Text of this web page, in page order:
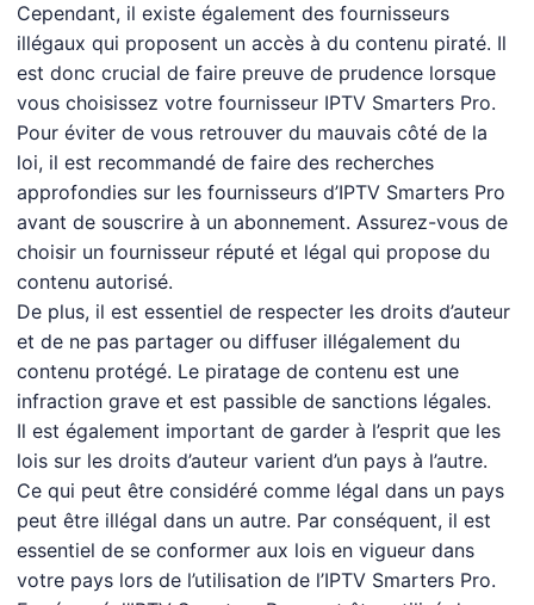
Cependant, il existe également des fournisseurs
illégaux qui proposent un accès à du contenu piraté. Il
est donc crucial de faire preuve de prudence lorsque
vous choisissez votre fournisseur IPTV Smarters Pro.
Pour éviter de vous retrouver du mauvais côté de la
loi, il est recommandé de faire des recherches
approfondies sur les fournisseurs d’IPTV Smarters Pro
avant de souscrire à un abonnement. Assurez-vous de
choisir un fournisseur réputé et légal qui propose du
contenu autorisé.
De plus, il est essentiel de respecter les droits d’auteur
et de ne pas partager ou diffuser illégalement du
contenu protégé. Le piratage de contenu est une
infraction grave et est passible de sanctions légales.
Il est également important de garder à l’esprit que les
lois sur les droits d’auteur varient d’un pays à l’autre.
Ce qui peut être considéré comme légal dans un pays
peut être illégal dans un autre. Par conséquent, il est
essentiel de se conformer aux lois en vigueur dans
votre pays lors de l’utilisation de l’IPTV Smarters Pro.